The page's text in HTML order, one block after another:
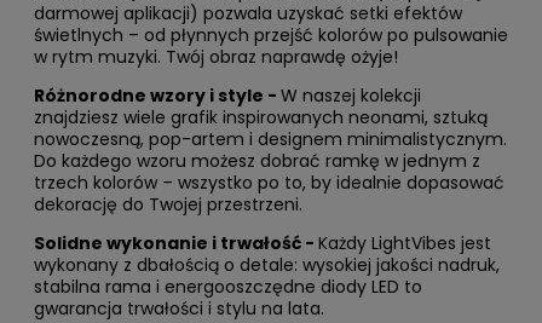
darmowej aplikacji) pozwala uzyskać setki efektów
świetlnych – od płynnych przejść kolorów po pulsowanie
w rytm muzyki. Twój obraz naprawdę ożyje!
Różnorodne wzory i style - W naszej kolekcji
znajdziesz wiele grafik inspirowanych neonami, sztuką
nowoczesną, pop-artem i designem minimalistycznym.
Do każdego wzoru możesz dobrać ramkę w jednym z
trzech kolorów – wszystko po to, by idealnie dopasować
dekorację do Twojej przestrzeni.
Solidne wykonanie i trwałość - Każdy LightVibes jest
wykonany z dbałością o detale: wysokiej jakości nadruk,
stabilna rama i energooszczędne diody LED to
gwarancja trwałości i stylu na lata.